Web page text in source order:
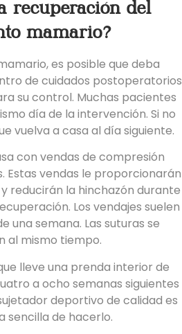
recuperación del
mamario?
es posible que deba
de cuidados postoperatorios
su control. Muchas pacientes
día de la intervención. Si no
vuelva a casa al día siguiente.
con vendas de compresión
Estas vendas le proporcionarán
reducirán la hinchazón durante
Los vendajes suelen
una semana. Las suturas se
al mismo tiempo.
lleve una prenda interior de
a ocho semanas siguientes
deportivo de calidad es
sencilla de hacerlo.